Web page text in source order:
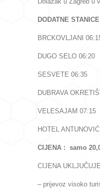
DODATNE
BRCKOVLJANI
DUGO SELO 06:20
SESVETE 06:35
DUBRAVA
VELESAJAM 07:15
HOTEL
CIJENA : samo
CIJENA
– prijevoz visoko